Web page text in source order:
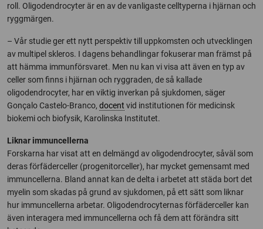
roll. Oligodendrocyter är en av de vanligaste celltyperna i hjärnan och
ryggmärgen.
– Vår studie ger ett nytt perspektiv till uppkomsten och utvecklingen
av multipel skleros. I dagens behandlingar fokuserar man främst på
att hämma immunförsvaret. Men nu kan vi visa att även en typ av
celler som finns i hjärnan och ryggraden, de så kallade
oligodendrocyter, har en viktig inverkan på sjukdomen, säger
Gonçalo Castelo-Branco, docent vid institutionen för medicinsk
biokemi och biofysik, Karolinska Institutet.
Liknar immuncellerna
Forskarna har visat att en delmängd av oligodendrocyter, såväl som
deras förfäderceller (progenitorceller), har mycket gemensamt med
immuncellerna. Bland annat kan de delta i arbetet att städa bort det
myelin som skadas på grund av sjukdomen, på ett sätt som liknar
hur immuncellerna arbetar. Oligodendrocyternas förfäderceller kan
även interagera med immuncellerna och få dem att förändra sitt